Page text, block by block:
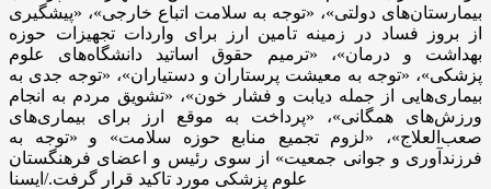
بیمارستان‌های دولتی»، «توجه به سلامت اتباع خارجی»، «پیشگیری
از بروز فساد در زمینه تامین ارز برای واردات تجهیزات حوزه
بهداشت و درمان»، «ترمیم حقوق اساتید دانشگاه‌های علوم
پزشکی»، «توجه به معیشت پرستاران و دستیاران»، «توجه جدی به
بیماری‌هایی از جمله دیابت و فشار خون»، «تشویق مردم به انجام
ورزش‌های همگانی»، «پرداخت به موقع ارز برای بیماری‌های
صعب‌العلاج»، «لزوم تجمیع منابع حوزه سلامت» و «توجه به
فرزندآوری و جوانی جمعیت» از سوی رئیس و اعضای فرهنگستان
علوم پزشکی مورد تاکید قرار گرفت./ایسنا